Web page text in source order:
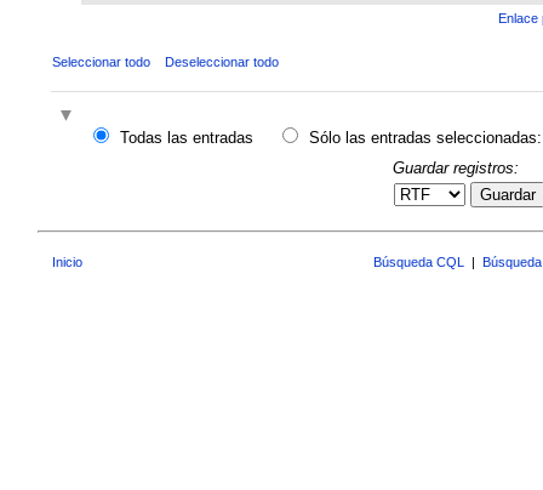
Enlace
Seleccionar todo Deseleccionar todo
Todas las entradas
Sólo las entradas seleccionadas:
Guardar registros:
Guardar
Inicio Búsqueda CQL